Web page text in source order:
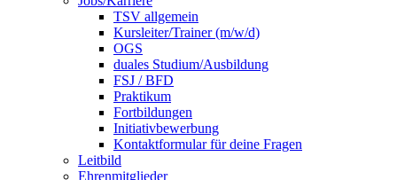
TSV allgemein
Kursleiter/Trainer (m/w/d)
OGS
duales Studium/Ausbildung
FSJ / BFD
Praktikum
Fortbildungen
Initiativbewerbung
Kontaktformular für deine Fragen
Leitbild
Ehrenmitglieder